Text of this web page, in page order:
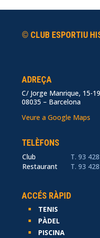
© CLUB ESPORTIU
ADREÇA
C/ Jorge
08035 – Barcelona
Veure a Google Maps
TELÈFONS
Club
T. 93
Restaurant
T. 93
ACCÉS RÀPID
TENIS
PÀDEL
PISCINA